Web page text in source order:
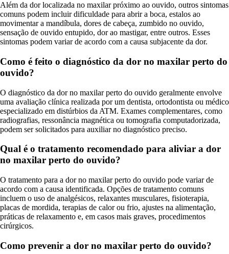
Além da dor localizada no maxilar próximo ao ouvido, outros sintomas
comuns podem incluir dificuldade para abrir a boca, estalos ao
movimentar a mandíbula, dores de cabeça, zumbido no ouvido,
sensação de ouvido entupido, dor ao mastigar, entre outros. Esses
sintomas podem variar de acordo com a causa subjacente da dor.
Como é feito o diagnóstico da dor no maxilar perto do
ouvido?
O diagnóstico da dor no maxilar perto do ouvido geralmente envolve
uma avaliação clínica realizada por um dentista, ortodontista ou médico
especializado em distúrbios da ATM. Exames complementares, como
radiografias, ressonância magnética ou tomografia computadorizada,
podem ser solicitados para auxiliar no diagnóstico preciso.
Qual é o tratamento recomendado para aliviar a dor
no maxilar perto do ouvido?
O tratamento para a dor no maxilar perto do ouvido pode variar de
acordo com a causa identificada. Opções de tratamento comuns
incluem o uso de analgésicos, relaxantes musculares, fisioterapia,
placas de mordida, terapias de calor ou frio, ajustes na alimentação,
práticas de relaxamento e, em casos mais graves, procedimentos
cirúrgicos.
Como prevenir a dor no maxilar perto do ouvido?